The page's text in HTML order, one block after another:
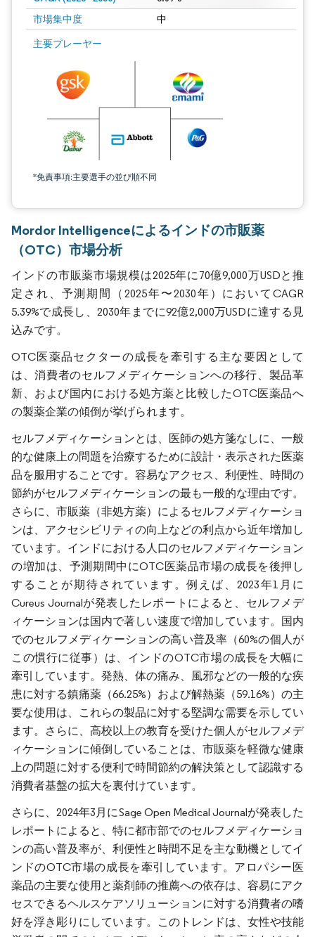
市場集中度 中
主要プレーヤー
*免責事項:主要選手の並び順不同
Mordor Intelligenceによるインドの市販薬
（OTC）市場分析
インドの市販薬市場規模は2025年に70億9,000万USDと推
定され、予測期間（2025年〜2030年）においてCAGR
5.39%で成長し、2030年までに92億2,000万USDに達する見
込みです。
OTC医薬品セクターの成長を牽引する主な要因として
は、消費者のセルフメディケーションへの移行、製品革
新、および国内における処方薬と比較したOTC医薬品へ
の製薬企業の傾倒が挙げられます。
セルフメディケーションとは、医師の処方箋なしに、一般
的な健康上の問題を治療するために設計・表示された医薬
品を服用することです。容易なアクセス、利便性、時間の
節約がセルフメディケーションの最も一般的な理由です。
さらに、市販薬（非処方薬）によるセルフメディケーショ
ンは、アクセシビリティの向上などの利点から近年増加し
ています。インドにおける人口のセルフメディケーション
の増加は、予測期間中にOTC医薬品市場の成長を後押し
することが期待されています。例えば、2023年1月に
Cureus Journalが発表したレポートによると、セルフメデ
ィケーションは国内で著しい速度で増加しています。国内
でのセルフメディケーションの高い普及率（60%の個人が
この慣行に従事）は、インドのOTC市場の成長を大幅に
牽引しています。発熱、体の痛み、風邪などの一般的な疾
患に対する鎮痛薬（66.25%）および解熱薬（59.16%）の主
要な使用は、これらの製品に対する堅調な需要を示してい
ます。さらに、高校以上の教育を受けた個人がセルフメデ
ィケーションに傾倒していることは、市販薬を軽微な健康
上の問題に対する便利で時間節約の解決策として認識する
消費者基盤の拡大を裏付けています。
さらに、2024年3月にSage Open Medical Journalが発表した
レポートによると、特に都市部でのセルフメディケーショ
ンの高い普及率が、利便性と時間不足を主な動機としてイ
ンドのOTC市場の成長を牽引しています。アロパシー医
薬品の主要な使用と薬剤師の推薦への依存は、容易にアク
セスできるヘルスケアソリューションに対する消費者の嗜
好を浮き彫りにしています。このトレンドは、女性や技能